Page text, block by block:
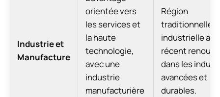
Industrie et
Manufacture
orientée vers
les services et
la haute
technologie,
avec une
industrie
manufacturière
Région
industrielle
récent
dans les
avancées et
durables.